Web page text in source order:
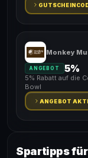
Monkey
ANGEBOT 5%
5% Rabatt auf die
Bowl
ANGEBOT
Spartipps